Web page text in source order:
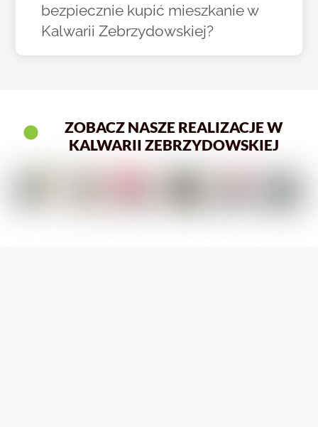
bezpiecznie kupić mieszkanie w
Kalwarii Zebrzydowskiej?
ZOBACZ NASZE REALIZACJE W
KALWARII ZEBRZYDOWSKIEJ